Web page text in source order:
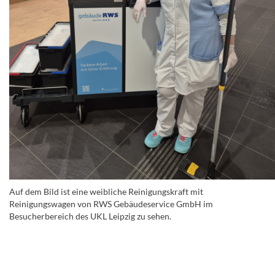
Auf dem Bild ist eine weibliche Reinigungskraft mit
Reinigungswagen von RWS Gebäudeservice GmbH im
Besucherbereich des UKL Leipzig zu sehen.